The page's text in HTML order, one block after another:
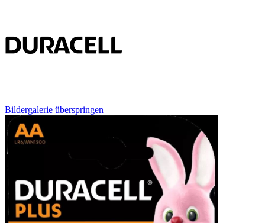
Bildergalerie überspringen